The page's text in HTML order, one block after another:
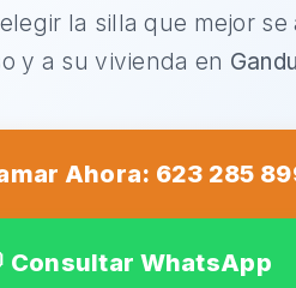
la silla que mejor se
y a su vivienda en
Ahora: 623 285
Consultar WhatsApp